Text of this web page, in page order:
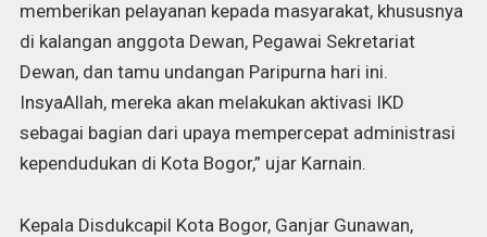
memberikan pelayanan kepada masyarakat, khususnya
di kalangan anggota Dewan, Pegawai Sekretariat
Dewan, dan tamu undangan Paripurna hari ini.
InsyaAllah, mereka akan melakukan aktivasi IKD
sebagai bagian dari upaya mempercepat administrasi
kependudukan di Kota Bogor,” ujar Karnain.
Kepala Disdukcapil Kota Bogor, Ganjar Gunawan,